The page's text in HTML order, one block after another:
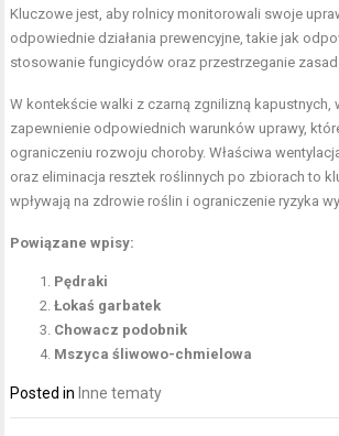
Kluczowe jest, aby rolnicy monitorowali swoje
odpowiednie działania prewencyjne, takie jak
stosowanie fungicydów oraz przestrzeganie
W kontekście walki z czarną zgnilizną kapustnych,
zapewnienie odpowiednich warunków uprawy,
ograniczeniu rozwoju choroby. Właściwa
oraz eliminacja resztek roślinnych po zbiorach to
wpływają na zdrowie roślin i ograniczenie ryzyka
Powiązane wpisy:
Pędraki
Łokaś garbatek
Chowacz podobnik
Mszyca śliwowo-chmielowa
Posted in Inne tematy